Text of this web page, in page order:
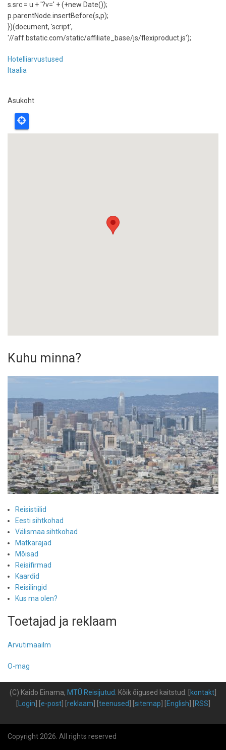
s.src = u + '?v=' + (+new Date());
p.parentNode.insertBefore(s,p);
})(document, 'script',
'//aff.bstatic.com/static/affiliate_base/js/flexiproduct.js');
Hotelliarvustused
Itaalia
Asukoht
Kuhu minna?
Reisistiilid
Eesti sihtkohad
Välismaa sihtkohad
Matkarajad
Mõisad
Reisifirmad
Kaardid
Reisilingid
Kus ma olen?
Toetajad ja reklaam
Arvutimaailm
O-mag
(C) Kaido Einama, MTÜ Reisijutud Kõik õigused kaitstud kontakt
Login e-post] [ reklaam teenused sitemap English RSS
Copyright 2026. All rights reserved